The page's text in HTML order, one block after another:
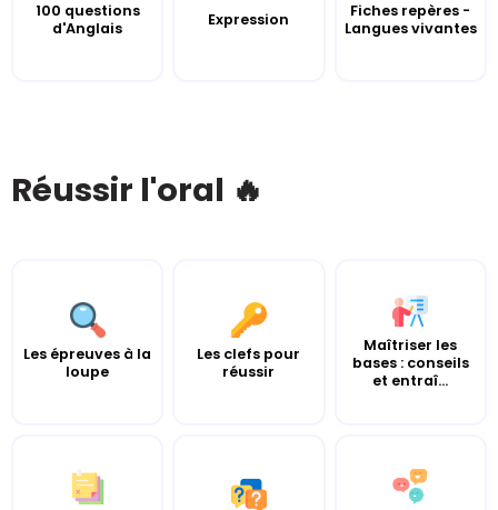
100 questions
d'Anglais
Expression
Fiches repères -
Langues vivantes
Réussir l'oral 🔥
Les épreuves à la
loupe
Les clefs pour
réussir
Maîtriser les
bases : conseils
et entraî...